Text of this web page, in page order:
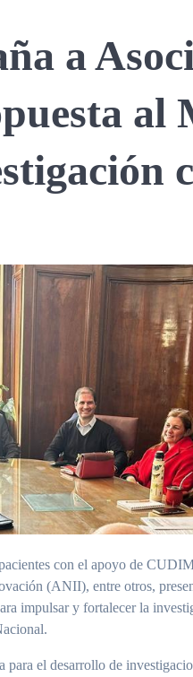
a
al
con el apoyo de
(ANII), entre otros,
impulsar y fortalecer la
para el desarrollo de